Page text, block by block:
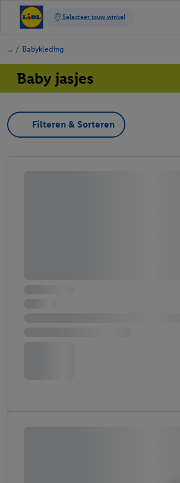
/ Babykleding
Baby jasjes
Filteren & Sorteren